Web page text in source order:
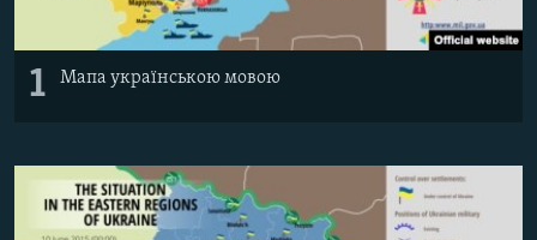
1 Мапа українською мовою